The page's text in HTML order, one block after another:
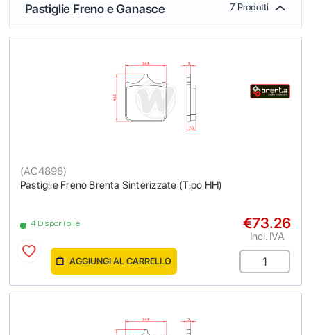
Pastiglie Freno e Ganasce 7 Prodotti
Pastiglie Freno Brenta Sinterizzate (Tipo HH)
(AC4898)
4 Disponibile €73.26
Incl. IVA
AGGIUNGI AL CARRELLO